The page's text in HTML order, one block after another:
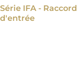
Série IFA - Raccord
d'entrée